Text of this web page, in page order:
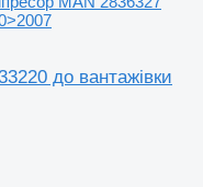
до вантажівки